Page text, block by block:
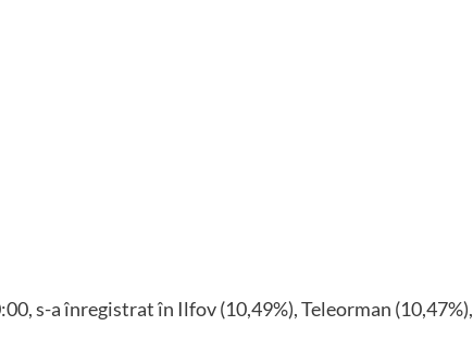
s-a înregistrat în Ilfov (10,49%), Teleorman (10,47%),